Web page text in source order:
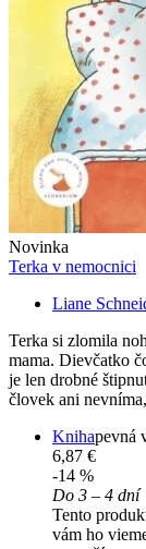
Novinka
Terka v nemocnici
Liane
Terka si zlomila
mama. Dievčatko
je len drobné
človek ani
Knihapevná
6,87 €
-14 %
Do 3 – 4 dní
Tento
vám ho